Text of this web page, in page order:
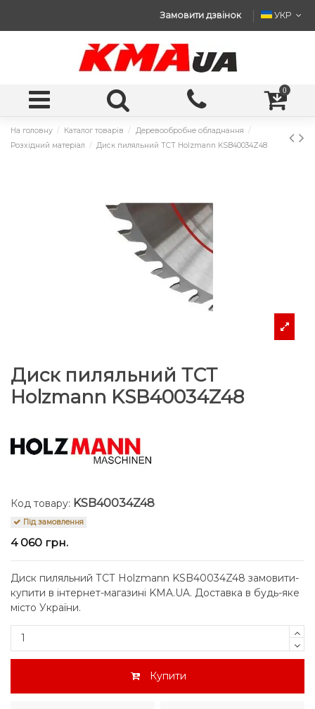
Замовити дзвінок УКР
0
На головну Каталог товарів
Деревообробне обладнання
Розхідний матеріал
Диск пиляльний ТСТ Holzmann KSB40034Z48
Диск пиляльний ТСТ
Holzmann KSB40034Z48
Код товару: KSB40034Z48
Під замовлення
4 060 грн.
Диск пиляльний ТСТ Holzmann KSB40034Z48 замовити-
купити в інтернет-магазині KMA.UA. Доставка в будь-яке
місто України.
Купити